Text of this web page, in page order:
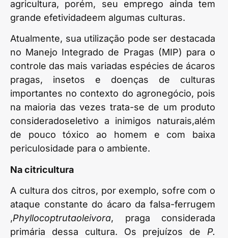
agricultura, porém, seu emprego ainda tem
grande efetividadeem algumas culturas.
Atualmente, sua utilização pode ser destacada
no Manejo Integrado de Pragas (MIP) para o
controle das mais variadas espécies de ácaros
pragas, insetos e doenças de culturas
importantes no contexto do agronegócio, pois
na maioria das vezes trata-se de um produto
consideradoseletivo a inimigos naturais,além
de pouco tóxico ao homem e com baixa
periculosidade para o ambiente.
Na citricultura
A cultura dos citros, por exemplo, sofre com o
ataque constante do ácaro da falsa-ferrugem
,Phyllocoptrutaoleivora, praga considerada
primária dessa cultura. Os prejuízos de P.